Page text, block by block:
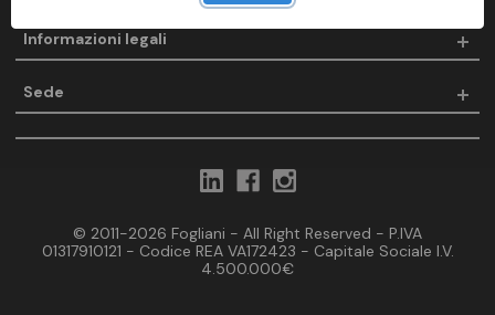
Informazioni legali
Sede
© 2011-2026 Fogliani - All Right Reserved - P.IVA
01317910121 - Codice REA VA172423 - Capitale Sociale I.V.
4.500.000€